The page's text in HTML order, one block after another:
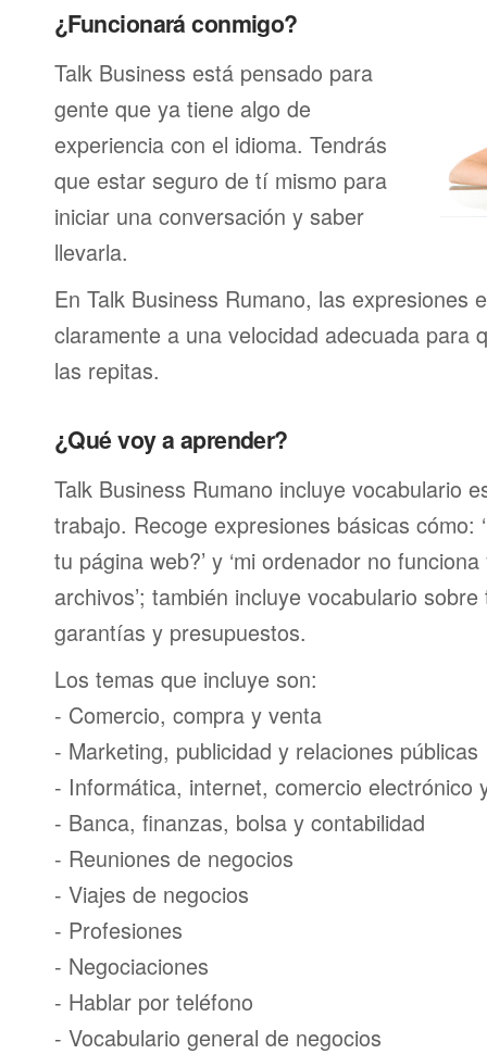
¿Funcionará conmigo?
Talk Business está pensado para
gente que ya tiene algo de
experiencia con el idioma. Tendrás
que estar seguro de tí mismo para
iniciar una conversación y saber
llevarla.
En Talk Business Rumano, las expresiones
claramente a una velocidad adecuada para
las repitas.
¿Qué voy a aprender?
Talk Business Rumano incluye vocabulario
trabajo. Recoge expresiones básicas cómo:
tu página web?’ y ‘mi ordenador no
archivos’; también incluye vocabulario
garantías y presupuestos.
Los temas que incluye son:
- Comercio, compra y venta
- Marketing, publicidad y relaciones públicas
- Informática, internet, comercio electrónico
- Banca, finanzas, bolsa y contabilidad
- Reuniones de negocios
- Viajes de negocios
- Profesiones
- Negociaciones
- Hablar por teléfono
- Vocabulario general de negocios